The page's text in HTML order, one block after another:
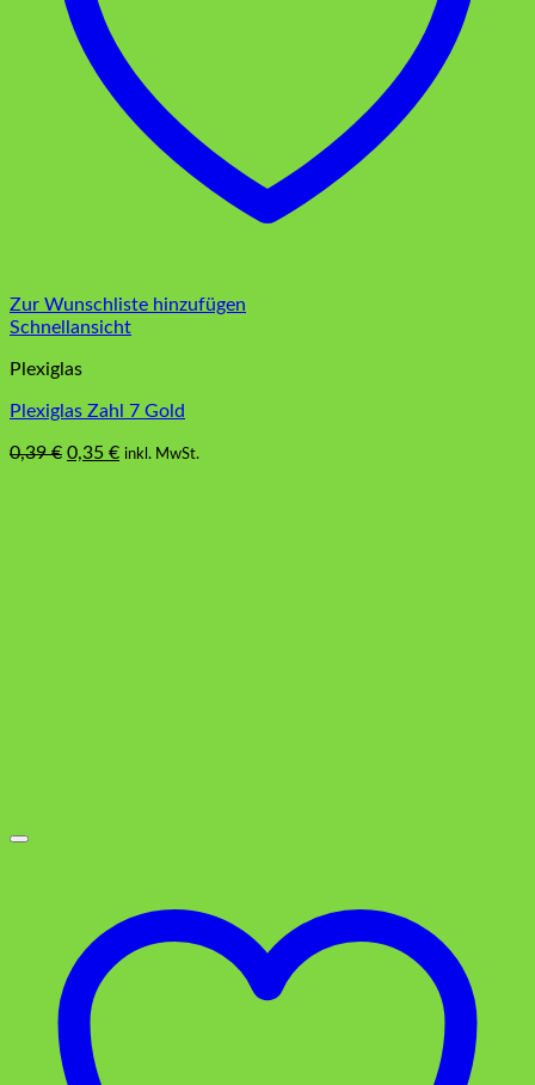
Zur Wunschliste hinzufügen
Schnellansicht
Plexiglas
Plexiglas Zahl 7 Gold
0,39€ Ursprünglicher
0,35 €Aktueller
inkl. MwSt.